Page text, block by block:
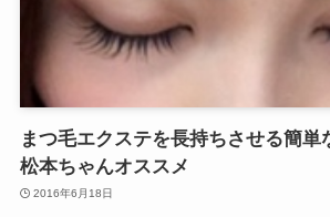
まつ毛エクステを長持ちさせる簡単
松本ちゃんオススメ
2016年6月18日